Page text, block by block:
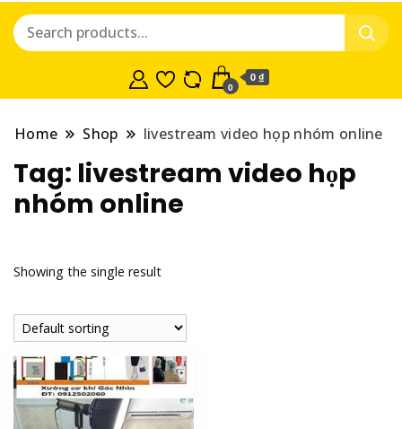
0
0 ₫
Home Shop livestream video họp nhóm online
Tag: livestream video họp
nhóm online
Showing the single result